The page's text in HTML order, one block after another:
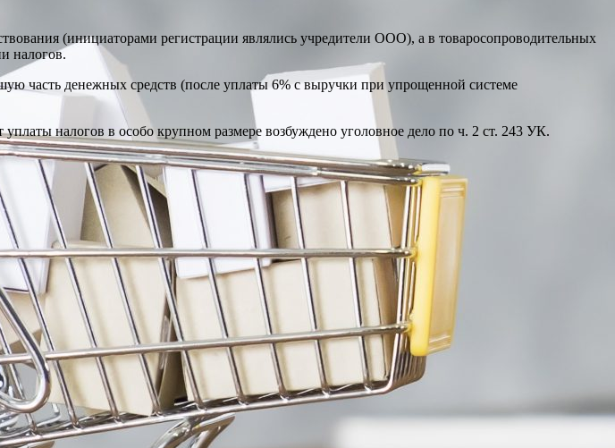
(инициаторами регистрации являлись учредители ООО), а в товаросопроводительных
налогов.
часть денежных средств (после уплаты 6% с выручки при упрощенной системе
налогов в особо крупном размере возбуждено уголовное дело по ч. 2 ст. 243 УК.